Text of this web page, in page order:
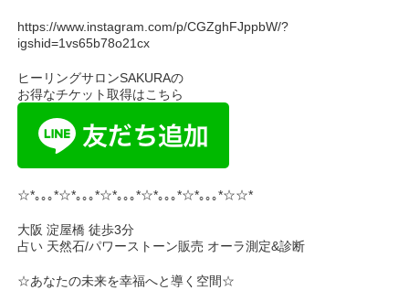
https://www.instagram.com/p/CGZghFJppbW/?
igshid=1vs65b78o21cx
ヒーリングサロンSAKURAの
お得なチケット取得はこちら
☆*｡｡｡*☆*｡｡｡*☆*｡｡｡*☆*｡｡｡*☆*｡｡｡*☆☆*
大阪 淀屋橋 徒歩3分
占い 天然石/パワーストーン販売 オーラ測定&診断
☆あなたの未来を幸福へと導く空間☆